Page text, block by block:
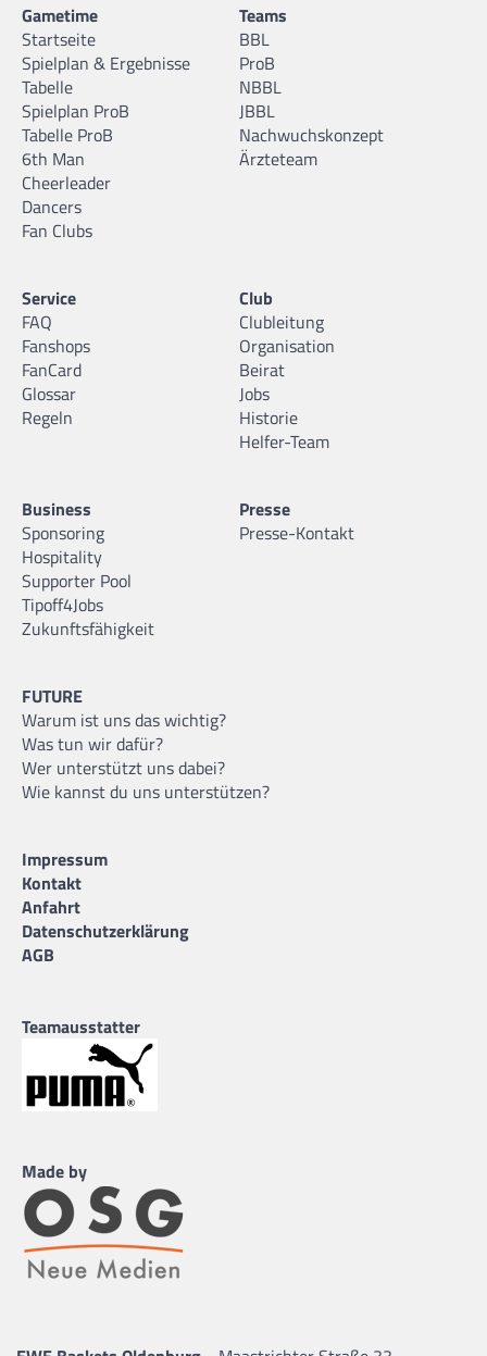
Gametime
Startseite
Spielplan & Ergebnisse
Tabelle
Spielplan ProB
Tabelle ProB
6th Man
Cheerleader
Dancers
Fan Clubs
Teams
BBL
ProB
NBBL
JBBL
Nachwuchskonzept
Ärzteteam
Service
FAQ
Fanshops
FanCard
Glossar
Regeln
Club
Clubleitung
Organisation
Beirat
Jobs
Historie
Helfer-Team
Business
Sponsoring
Hospitality
Supporter Pool
Tipoff4Jobs
Zukunftsfähigkeit
Presse
Presse-Kontakt
FUTURE
Warum ist uns das wichtig?
Was tun wir dafür?
Wer unterstützt uns dabei?
Wie kannst du uns unterstützen?
Impressum
Kontakt
Anfahrt
Datenschutzerklärung
AGB
Teamausstatter
Made by